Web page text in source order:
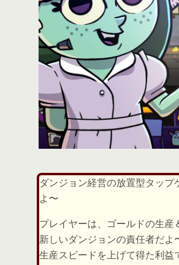
ダンジョン経営の放置型タップ
よ〜
プレイヤーは、ゴールドの生産
新しいダンジョンの責任者だよ
生産スピードを上げて得た利益